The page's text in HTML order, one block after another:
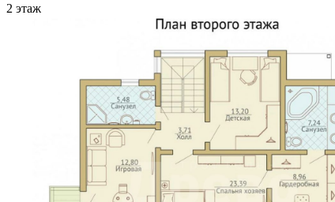
2 этаж